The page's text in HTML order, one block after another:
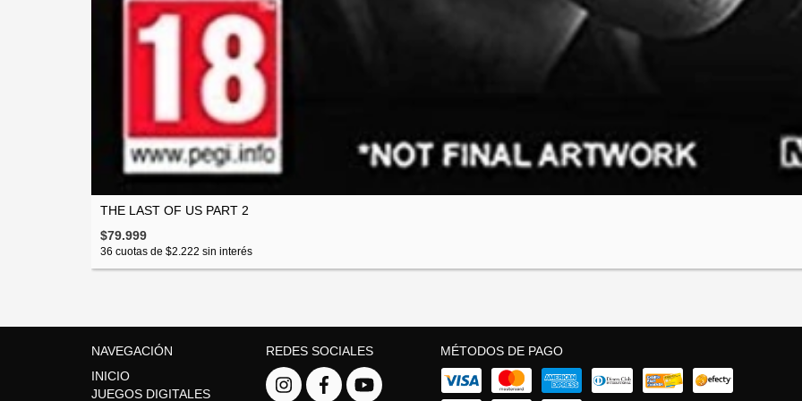
THE LAST OF US PART 2
$79.999
36 cuotas de $2.222 sin interés
NAVEGACIÓN
INICIO
JUEGOS DIGITALES
REDES SOCIALES MÉTODOS DE PAGO